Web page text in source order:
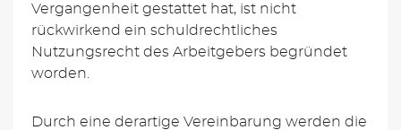
Vergangenheit gestattet hat, ist nicht
rückwirkend ein schuldrechtliches
Nutzungsrecht des Arbeitgebers begründet
worden.
Durch eine derartige Vereinbarung werden die